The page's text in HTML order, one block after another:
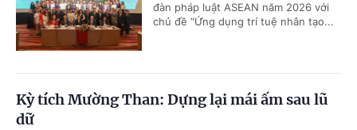
đàn pháp luật ASEAN năm 2026 với
chủ đề “Ứng dụng trí tuệ nhân tạo...
Kỳ tích Mường Than: Dựng lại mái ấm sau lũ
dữ